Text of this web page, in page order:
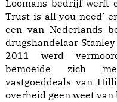
Loomans bedrijf werft
Trust is all you need’
een van Nederlands
drugshandelaar
2011 werd
bemoeide zich
vastgoeddeals van
overheid geen weet van